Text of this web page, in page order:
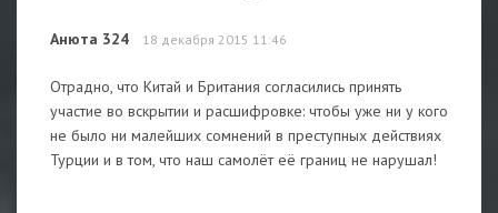
Анюта 324 18 декабря 2015 11:46
Отрадно, что Китай и Британия согласились принять
участие во вскрытии и расшифровке: чтобы уже ни у кого
не было ни малейших сомнений в преступных действиях
Турции и в том, что наш самолёт её границ не нарушал!